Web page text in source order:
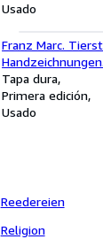
Usado
Franz Marc.
Nr. 567
Tapa dura
Primera edición
Usado
Reedereien
Religion